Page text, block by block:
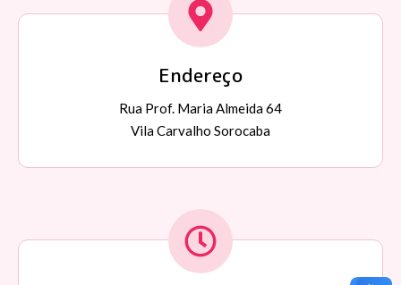
Endereço
Rua Prof. Maria Almeida 64
Vila Carvalho Sorocaba